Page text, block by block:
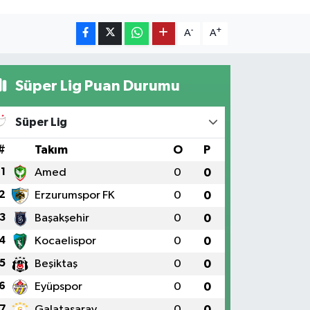
A- A+
Süper Lig Puan Durumu
Süper Lig
Takım O P
1 Amed 0 0
Erzurumspor FK 0 0
3 Başakşehir 0 0
Kocaelispor 0 0
5 Beşiktaş 0 0
Eyüpspor 0 0